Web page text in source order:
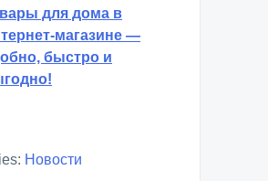
для дома в
магазине —
быстро и
Новости